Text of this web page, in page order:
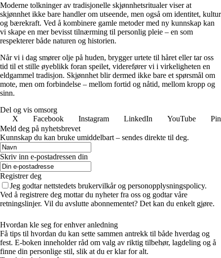
Moderne tolkninger av tradisjonelle skjønnhetsritualer viser at
skjønnhet ikke bare handler om utseende, men også om identitet, kultur
og bærekraft. Ved å kombinere gamle metoder med ny kunnskap kan
vi skape en mer bevisst tilnærming til personlig pleie – en som
respekterer både naturen og historien.
Når vi i dag smører olje på huden, brygger urtete til håret eller tar oss
tid til et stille øyeblikk foran speilet, viderefører vi i virkeligheten en
eldgammel tradisjon. Skjønnhet blir dermed ikke bare et spørsmål om
mote, men om forbindelse – mellom fortid og nåtid, mellom kropp og
sinn.
Del og vis omsorg
X
Facebook Instagram LinkedIn YouTube
Meld deg på nyhetsbrevet
Kunnskap du kan bruke umiddelbart – sendes direkte til deg.
Skriv inn e-postadressen din
Registrer deg
Jeg godtar nettstedets brukervilkår og personopplysningspolicy.
Ved å registrere deg mottar du nyheter fra oss og godtar våre
retningslinjer. Vil du avslutte abonnementet? Det kan du enkelt gjøre.
Hvordan kle seg for enhver anledning
Få tips til hvordan du kan sette sammen antrekk til både hverdag og
fest. E-boken inneholder råd om valg av riktig tilbehør, lagdeling og å
finne din personlige stil, slik at du er klar for alt.